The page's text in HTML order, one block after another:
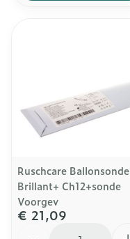
Ruschcare Ballonsonde
Brillant+ Ch12+sonde
Voorgev
€ 21,09